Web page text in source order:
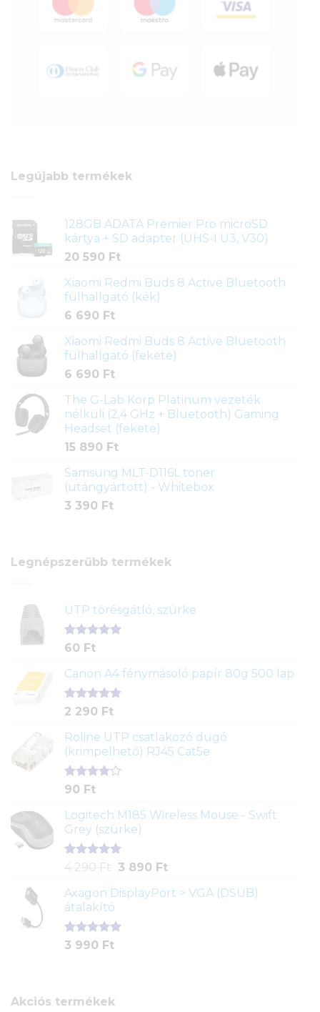
Legújabb termékek
128GB ADATA Premier Pro microSD
kártya + SD adapter (UHS-I U3, V30)
20 590 Ft
Xiaomi Redmi Buds 8 Active Bluetooth
fülhallgató (kék)
6 690 Ft
Xiaomi Redmi Buds 8 Active Bluetooth
fülhallgató (fekete)
6 690 Ft
The G-Lab Korp Platinum vezeték
nélküli (2,4 GHz + Bluetooth) Gaming
Headset (fekete)
15 890 Ft
Samsung MLT-D116L toner
(utángyártott) - Whitebox
3 390 Ft
Legnépszerűbb termékek
UTP törésgátló, szürke
Értékelés
ből,
1
értékelés
alapján
60 Ft
Canon A4 fénymásoló papír 80g 500 lap
Értékelés
ből,
2
értékelés
alapján
2 290 Ft
Roline UTP csatlakozó dugó
(krimpelhető) RJ45 Cat5e
Értékelés
5-ből,
2
értékelés
alapján
90 Ft
Logitech M185 Wireless Mouse - Swift
Grey (szürke)
Értékelés
ből,
1
értékelés
alapján
4 290 Ft
Original
was:
290 Ft.
3 890 FtCurrent
is:
Axagon DisplayPort > VGA (DSUB)
átalakító
Értékelés
1
3 990 Ft
Akciós termékek